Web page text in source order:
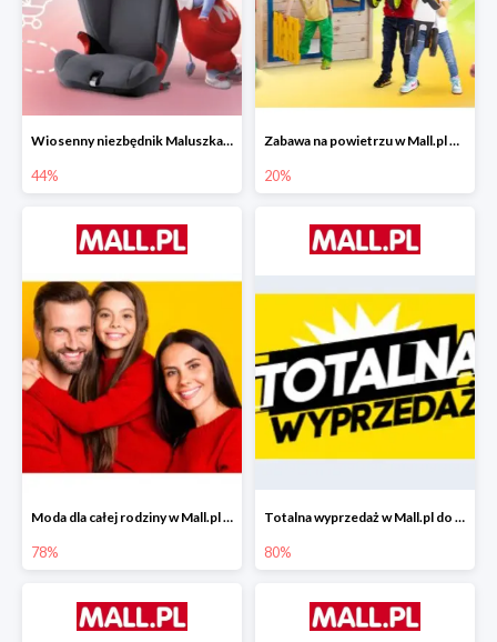
Wiosenny niezbędnik Maluszka w Mall.pl do -44%
44%
Zabawa na powietrzu w Mall.pl do -20%
20%
Moda dla całej rodziny w Mall.pl do -78%
78%
Totalna wyprzedaż w Mall.pl do -80%
80%